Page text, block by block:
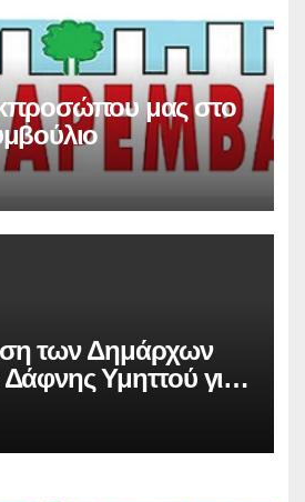
μας στο
των Δημάρχων
Υμηττού για
του Αρείου Πάγου,
Λόφο Κοπανά